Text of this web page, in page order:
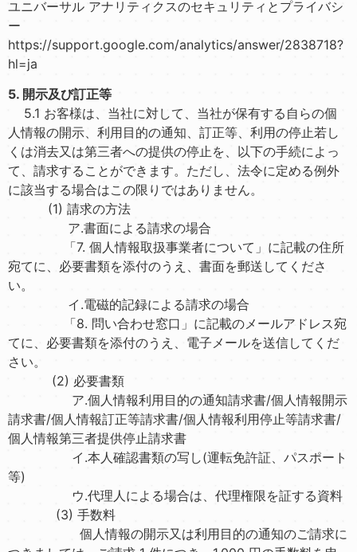
ユニバーサル アナリティクスのセキュリティとプライバシ
ー
https://support.google.com/analytics/answer/2838718?
hl=ja
5. 開示及び訂正等
5.1 お客様は、当社に対して、当社が保有する自らの個
人情報の開示、利用目的の通知、訂正等、利用の停止若し
くは消去又は第三者への提供の停止を、以下の手続によっ
て、請求することができます。ただし、法令に定める例外
に該当する場合はこの限りではありません。
(1) 請求の方法
ア.書面による請求の場合
「7. 個人情報取扱事業者について」に記載の住所
宛てに、必要書類を添付のうえ、書面を郵送してくださ
い。
イ.電磁的記録による請求の場合
「8. 問い合わせ窓口」に記載のメールアドレス宛
てに、必要書類を添付のうえ、電子メールを送信してくだ
さい。
(2) 必要書類
ア.個人情報利用目的の通知請求書/個人情報開示
請求書/個人情報訂正等請求書/個人情報利用停止等請求書/
個人情報第三者提供停止請求書
イ.本人確認書類の写し(運転免許証、パスポート
等)
ウ.代理人による場合は、代理権限を証する資料
(3) 手数料
個人情報の開示又は利用目的の通知のご請求に